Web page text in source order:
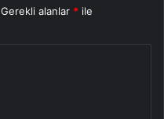
Gerekli alanlar * ile